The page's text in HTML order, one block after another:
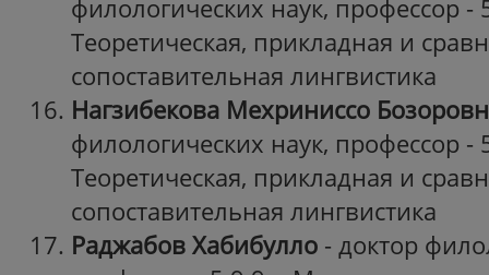
филологических наук, профессор -
Теоретическая, прикладная и
сопоставительная лингвистика
Нагзибекова Мехриниссо
филологических наук, профессор -
Теоретическая, прикладная и
сопоставительная лингвистика
Раджабов Хабибулло - доктор